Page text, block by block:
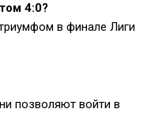
4:0?
в финале Лиги
позволяют войти в